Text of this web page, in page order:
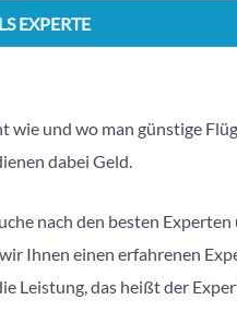
EXPERTE
wie und wo man günstige
dabei Geld.
nach den besten
Ihnen einen erfahrenen
Leistung, das heißt der